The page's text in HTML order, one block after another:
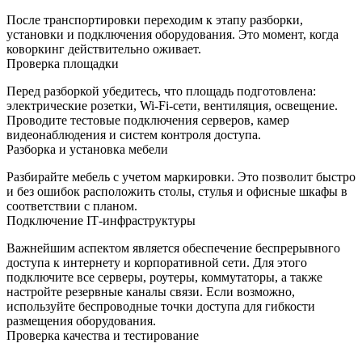
После транспортировки переходим к этапу разборки,
установки и подключения оборудования. Это момент, когда
коворкинг действительно оживает.
Проверка площадки
Перед разборкой убедитесь, что площадь подготовлена:
электрические розетки, Wi‑Fi‑сети, вентиляция, освещение.
Проводите тестовые подключения серверов, камер
видеонаблюдения и систем контроля доступа.
Разборка и установка мебели
Разбирайте мебель с учетом маркировки. Это позволит быстро
и без ошибок расположить столы, стулья и офисные шкафы в
соответствии с планом.
Подключение IT‑инфраструктуры
Важнейшим аспектом является обеспечение беспрерывного
доступа к интернету и корпоративной сети. Для этого
подключите все серверы, роутеры, коммутаторы, а также
настройте резервные каналы связи. Если возможно,
используйте беспроводные точки доступа для гибкости
размещения оборудования.
Проверка качества и тестирование